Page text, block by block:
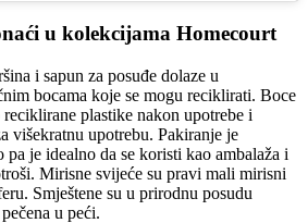
u kolekcijama Homecourt
i sapun za posuđe dolaze u
bocama koje se mogu reciklirati. Boce
plastike nakon upotrebe i
višekratnu upotrebu. Pakiranje je
je idealno da se koristi kao ambalaža i
Mirisne svijeće su pravi mali mirisni
Smještene su u prirodnu posudu
u peći.